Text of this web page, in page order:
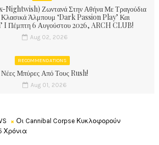
Ζωντανά Στην Αθήνα Με Τραγούδια
Άλμπουμ ‘Dark Passion Play’ Και
I Πέμπτη 6 Αυγούστου 2026, ARCH CLUB!
Aug 02, 2026
RECOMMENDATIONS
Νέες Μπύρες Από Τους Rush!
Aug 01, 2026
Οι Cannibal Corpse Κυκλοφορούν
Χρόνια